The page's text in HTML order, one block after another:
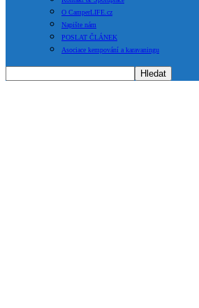
O CamperLIFE.cz
Napište nám
POSLAT ČLÁNEK
Asociace kempování a karavaningu